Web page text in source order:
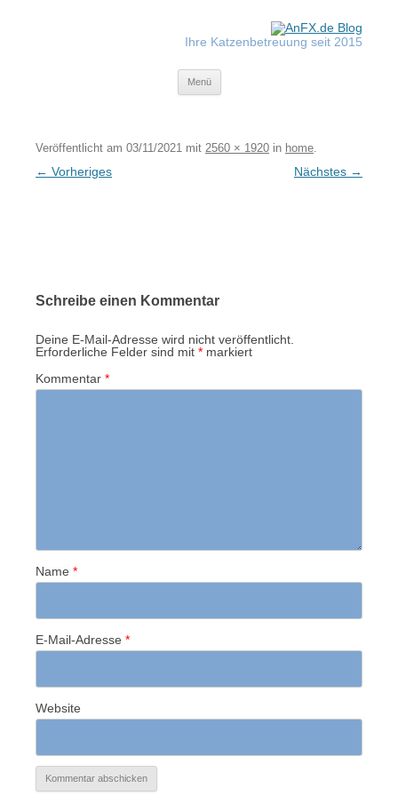
Ihre Katzenbetreuung seit 2015
Menü
Veröffentlicht am 03/11/2021 mit 2560 × 1920 in home.
← Vorheriges Nächstes →
Schreibe einen Kommentar
Deine E-Mail-Adresse wird nicht veröffentlicht.
Erforderliche Felder sind mit * markiert
Kommentar *
Name *
E-Mail-Adresse *
Website